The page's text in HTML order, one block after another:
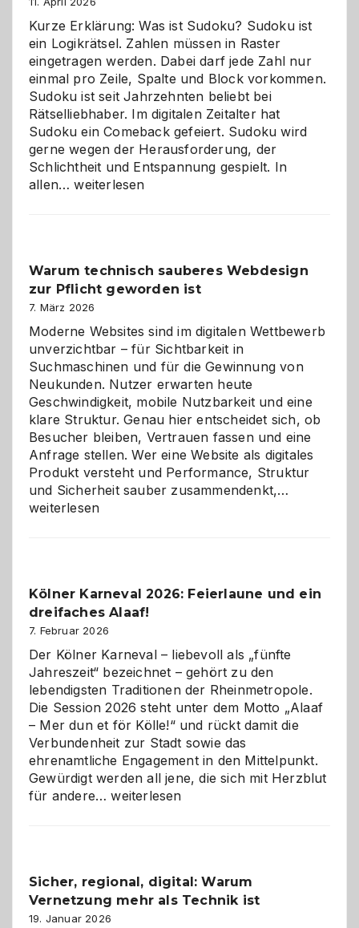
Kurze Erklärung: Was ist Sudoku? Sudoku ist
ein Logikrätsel. Zahlen müssen in Raster
eingetragen werden. Dabei darf jede Zahl nur
einmal pro Zeile, Spalte und Block vorkommen.
Sudoku ist seit Jahrzehnten beliebt bei
Rätselliebhaber. Im digitalen Zeitalter hat
Sudoku ein Comeback gefeiert. Sudoku wird
gerne wegen der Herausforderung, der
Schlichtheit und Entspannung gespielt. In
allen…Sudoku
den
Logikrätseln
weiterlesen
Warum technisch sauberes Webdesign
zur Pflicht geworden ist
7. März 2026
Moderne Websites sind im digitalen Wettbewerb
unverzichtbar – für Sichtbarkeit in
Suchmaschinen und für die Gewinnung von
Neukunden. Nutzer erwarten heute
Geschwindigkeit, mobile Nutzbarkeit und eine
klare Struktur. Genau hier entscheidet sich, ob
Besucher bleiben, Vertrauen fassen und eine
Anfrage stellen. Wer eine Website als digitales
Produkt versteht und Performance, Struktur
und Sicherheit sauber zusammendenkt,…
geworden
weiterlesen
Kölner Karneval 2026: Feierlaune und ein
dreifaches Alaaf!
7. Februar 2026
Der Kölner Karneval – liebevoll als „fünfte
Jahreszeit“ bezeichnet – gehört zu den
lebendigsten Traditionen der Rheinmetropole.
Die Session 2026 steht unter dem Motto „Alaaf
– Mer dun et för Kölle!“ und rückt damit die
Verbundenheit zur Stadt sowie das
ehrenamtliche Engagement in den Mittelpunkt.
Gewürdigt werden all jene, die sich mit Herzblut
für andere…Kölner
ein
dreifaches
Alaaf!
weiterlesen
Sicher, regional, digital: Warum
Vernetzung mehr als Technik ist
19. Januar 2026